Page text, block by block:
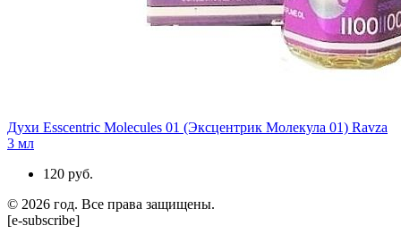
Духи Esscentric Molecules 01 (Эксцентрик Молекула 01) Ravza
3 мл
120 руб.
© 2026 год. Все права защищены.
[e-subscribe]